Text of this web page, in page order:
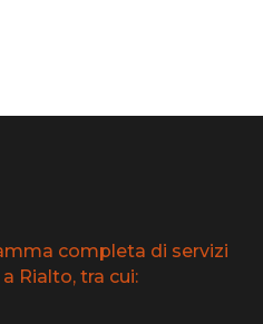
completa di servizi
Rialto, tra cui: